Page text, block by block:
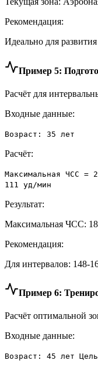
Рекомендация:
Идеально для
Пример 5:
Расчёт для
Входные данные:
Возраст: 35 лет
Расчёт:
Максимальная ЧСС =
111 уд/мин
Результат:
Максимальная ЧСС:
Рекомендация:
Для интервалов: 148-
Пример 6:
Расчёт оптимальной
Входные данные:
Возраст: 45 лет